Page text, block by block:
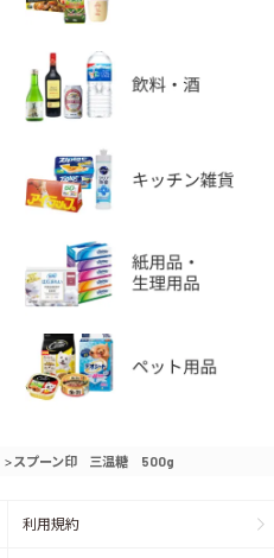
> スプーン印 三温糖 500g
利用規約